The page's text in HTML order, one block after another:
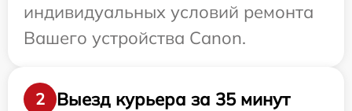
индивидуальных условий ремонта
Вашего устройства Canon.
2
Выезд курьера за 35 минут